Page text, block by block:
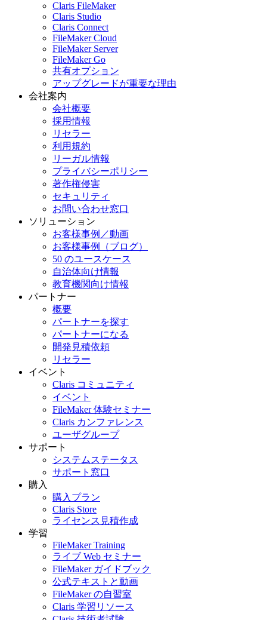
Claris FileMaker
Claris Studio
Claris Connect
FileMaker Cloud
FileMaker Server
FileMaker Go
共有オプション
アップグレードが重要な理由
会社案内
会社概要
採用情報
リセラー
利用規約
リーガル情報
プライバシーポリシー
著作権侵害
セキュリティ
お問い合わせ窓口
ソリューション
お客様事例／動画
お客様事例（ブログ）
50 のユースケース
自治体向け情報
教育機関向け情報
パートナー
概要
パートナーを探す
パートナーになる
開発見積依頼
リセラー
イベント
Claris コミュニティ
イベント
FileMaker 体験セミナー
Claris カンファレンス
ユーザグループ
サポート
システムステータス
サポート窓口
購入
購入プラン
Claris Store
ライセンス見積作成
学習
FileMaker Training
ライブ Web セミナー
FileMaker ガイドブック
公式テキストと動画
FileMaker の自習室
Claris 学習リソース